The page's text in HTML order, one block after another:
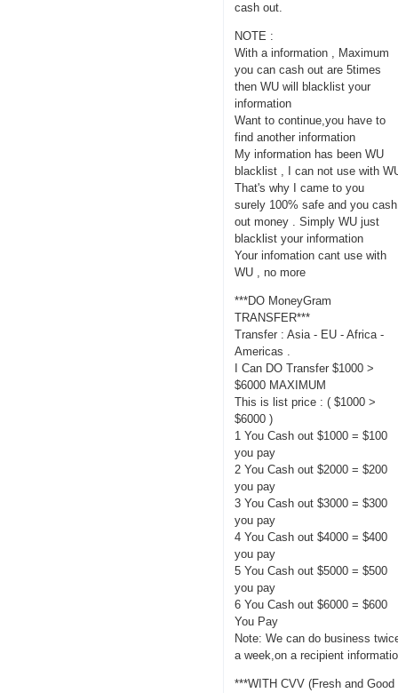
cash out.
NOTE :
With a information , Maximum
you can cash out are 5times
then WU will blacklist your
information
Want to continue,you have to
find another information
My information has been WU
blacklist , I can not use with
That's why I came to you
surely 100% safe and you cash
out money . Simply WU just
blacklist your information
Your infomation cant use with
WU , no more
***DO MoneyGram
TRANSFER***
Transfer : Asia - EU - Africa -
Americas .
I Can DO Transfer $1000 >
$6000 MAXIMUM
This is list price : ( $1000 >
$6000 )
1 You Cash out $1000 = $100
you pay
2 You Cash out $2000 = $200
you pay
3 You Cash out $3000 = $300
you pay
4 You Cash out $4000 = $400
you pay
5 You Cash out $5000 = $500
you pay
6 You Cash out $6000 = $600
You Pay
Note: We can do business
a week,on a recipient
***WITH CVV (Fresh and Good